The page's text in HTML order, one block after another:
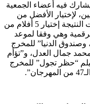
فيه أعضاء الجمعية
لإختيار الأفضل من
الأعمال التي عرضت خلال عام 2020 كانت النتيجة إختيار 5 أفلام من
وهي وفقا لموعد
الدنيا” للمخرج
جمال العدل، و”تؤأم
“حظر تجول” للمخرج